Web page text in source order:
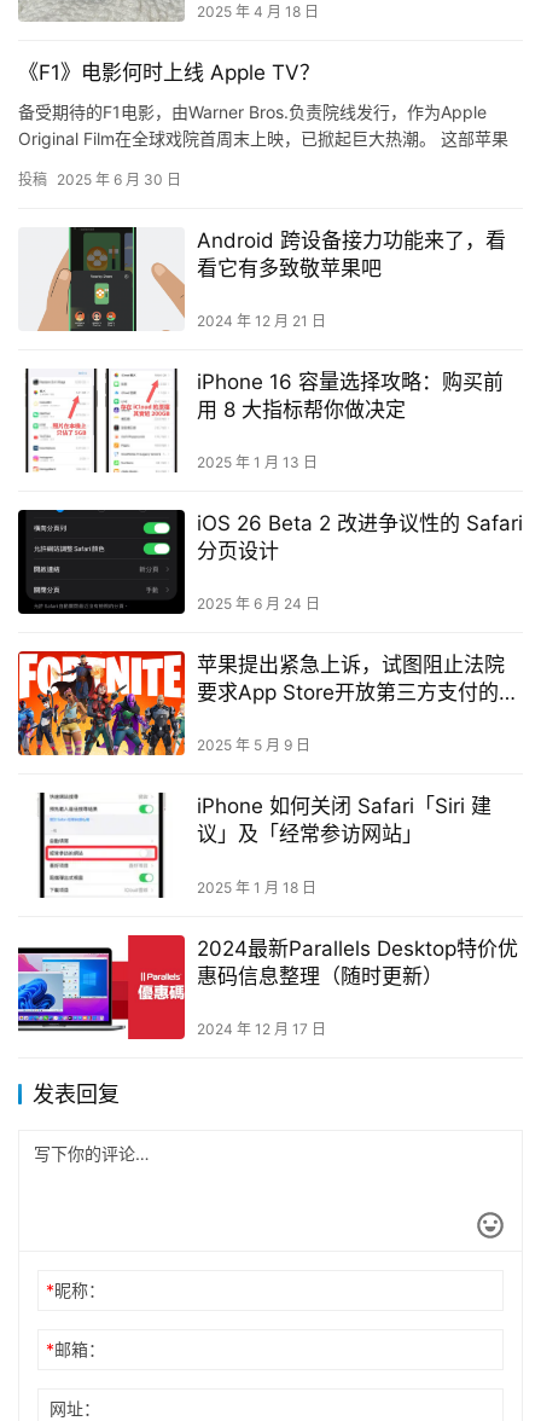
2025 年 4 月 18 日
《F1》电影何时上线 Apple TV？
备受期待的F1电影，由Warner Bros.负责院线发行，作为Apple
Original Film在全球戏院首周末上映，已掀起巨大热潮。 这部苹果
投稿 2025 年 6 月 30 日
Android 跨设备接力功能来了，看
看它有多致敬苹果吧
2024 年 12 月 21 日
iPhone 16 容量选择攻略：购买前
用 8 大指标帮你做决定
2025 年 1 月 13 日
iOS 26 Beta 2 改进争议性的 Safari
分页设计
2025 年 6 月 24 日
苹果提出紧急上诉，试图阻止法院
要求App Store开放第三方支付的判
2025 年 5 月 9 日
iPhone 如何关闭 Safari「Siri 建
议」及「经常参访网站」
2025 年 1 月 18 日
2024最新Parallels Desktop特价优
惠码信息整理（随时更新）
2024 年 12 月 17 日
发表回复
*昵称：
*邮箱：
网址：